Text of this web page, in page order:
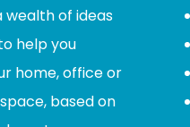
wealth of ideas
help you
home, office or
based on